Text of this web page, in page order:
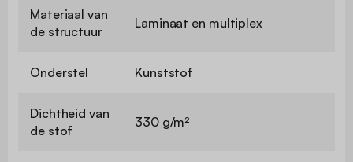
Materiaal van
de structuur
Laminaat en multiplex
Onderstel Kunststof
Dichtheid van
de stof
330 g/m²